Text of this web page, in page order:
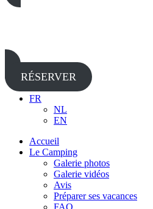
RÉSERVER
FR
NL
EN
Accueil
Le Camping
Galerie photos
Galerie vidéos
Avis
Préparer ses vacances
FAQ